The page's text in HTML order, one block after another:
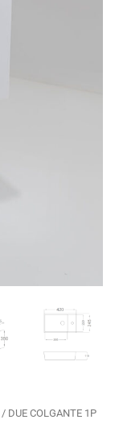
/ DUE COLGANTE 1P